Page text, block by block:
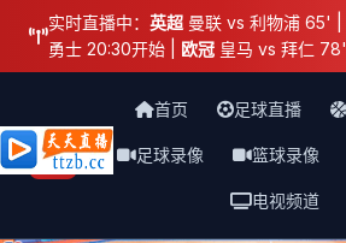
实时直播中： 英超 曼联 vs 利物浦 65' |
勇士 20:30开始 | 欧冠 皇马 vs 拜仁 78'
天天直播网
首页 足球直播
足球录像 篮球录像
电视频道